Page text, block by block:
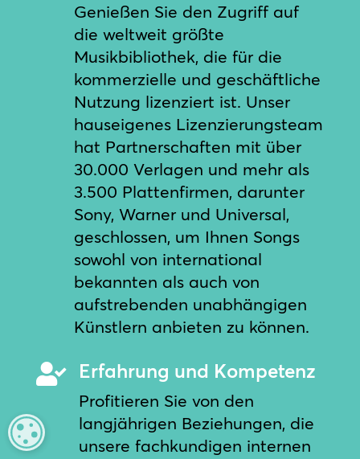
Genießen Sie den Zugriff auf
die weltweit größte
Musikbibliothek, die für die
kommerzielle und geschäftliche
Nutzung lizenziert ist. Unser
hauseigenes Lizenzierungsteam
hat Partnerschaften mit über
30.000 Verlagen und mehr als
3.500 Plattenfirmen, darunter
Sony, Warner und Universal,
geschlossen, um Ihnen Songs
sowohl von international
bekannten als auch von
aufstrebenden unabhängigen
Künstlern anbieten zu können.
 Erfahrung und Kompetenz
Profitieren Sie von den
langjährigen Beziehungen, die
unsere fachkundigen internen
MANAGE PRIVACY